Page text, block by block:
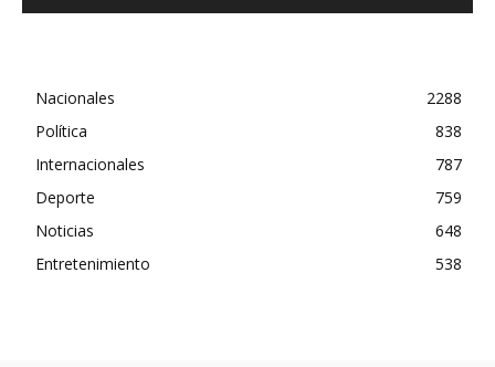
Nacionales
2288
Política
838
Internacionales
787
Deporte
759
Noticias
648
Entretenimiento
538